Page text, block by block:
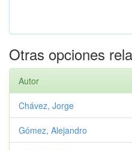
Otras opciones
Autor
Chávez, Jorge
Gómez, Alejandro